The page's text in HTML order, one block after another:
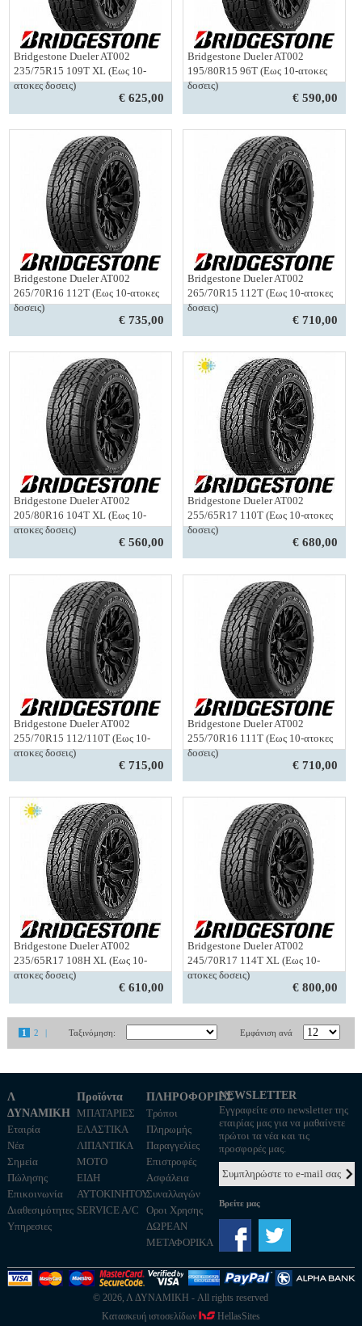
Bridgestone Dueler AT002
235/75R15 109T XL (Εως 10-
ατοκες δοσεις)
€ 625,00
Bridgestone Dueler AT002
195/80R15 96T (Εως 10-ατοκες
δοσεις)
€ 590,00
Bridgestone Dueler AT002
265/70R16 112T (Εως 10-ατοκες
δοσεις)
€ 735,00
Bridgestone Dueler AT002
265/70R15 112T (Εως 10-ατοκες
δοσεις)
€ 710,00
Bridgestone Dueler AT002
205/80R16 104T XL (Εως 10-
ατοκες δοσεις)
€ 560,00
Bridgestone Dueler AT002
255/65R17 110T (Εως 10-ατοκες
δοσεις)
€ 680,00
Bridgestone Dueler AT002
255/70R15 112/110T (Εως 10-
ατοκες δοσεις)
€ 715,00
Bridgestone Dueler AT002
255/70R16 111T (Εως 10-ατοκες
δοσεις)
€ 710,00
Bridgestone Dueler AT002
235/65R17 108H XL (Εως 10-
ατοκες δοσεις)
€ 610,00
Bridgestone Dueler AT002
245/70R17 114T XL (Εως 10-
ατοκες δοσεις)
€ 800,00
1 2 | Εμφάνιση ανά
Ταξινόμηση:
Λ
ΔΥΝΑΜΙΚΗ
Εταιρία
Νέα
Σημεία
Πώλησης
Επικοινωνία
Διαθεσιμότητες
Υπηρεσιες
Προϊόντα
ΜΠΑΤΑΡΙΕΣ
ΕΛΑΣΤΙΚΑ
ΛΙΠΑΝΤΙΚΑ
MOTO
ΕΙΔΗ
ΑΥΤΟΚΙΝΗΤΟΥ
SERVICE A/C
ΠΛΗΡΟΦΟΡΙΕΣ
Τρόποι
Πληρωμής
Παραγγελίες
Επιστροφές
Ασφάλεια
Συναλλαγών
Οροι Χρησης
ΔΩΡΕΑΝ
ΜΕΤΑΦΟΡΙΚΑ
NEWSLETTER
Εγγραφείτε στο newsletter της
εταιρίας μας για να μαθαίνετε
πρώτοι τα νέα και τις
προσφορές μας.
Βρείτε μας
© 2026, Λ ΔΥΝΑΜΙΚΗ - All rights reserved
Κατασκευή ιστοσελίδων
HellasSites